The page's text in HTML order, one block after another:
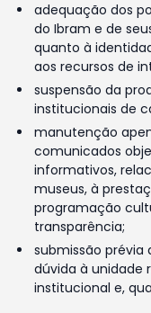
adequação dos
do Ibram e de
quanto à
aos recursos de
suspensão da
institucionais de
manutenção
comunicados
informativos,
museus, à
programação
transparência;
submissão prévia
dúvida à unidade
institucional e,